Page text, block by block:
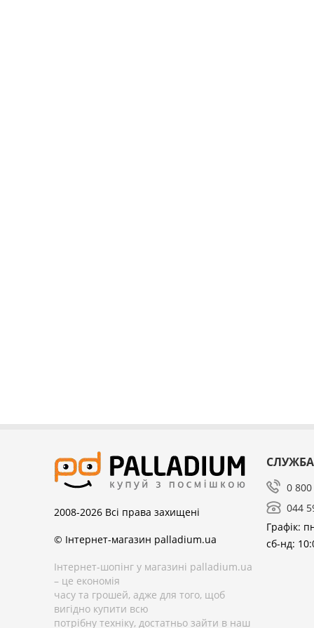
2008-2026 Всі права захищені
© Інтернет-магазин palladium.ua
Інтернет-шопінг у магазині palladium.ua
– це економія
часу та грошей, адже для того, щоб
вигідно купити всю
потрібну техніку, достатньо зайти в наш
0
044
Графік:
сб-нд: